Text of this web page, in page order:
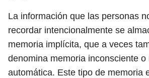
La información que las personas
recordar intencionalmente se
memoria implícita, que a veces
denomina memoria inconsciente o
automática. Este tipo de memoria